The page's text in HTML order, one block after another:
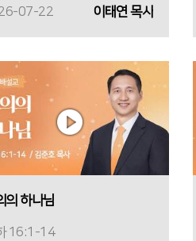
07-22
이태연 목사
의 하나님
16:1-14